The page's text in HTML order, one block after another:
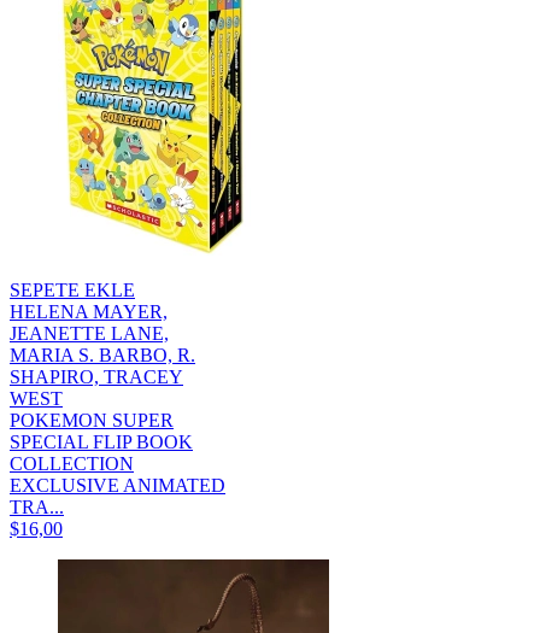
SEPETE EKLE
HELENA MAYER,
JEANETTE LANE,
MARIA S. BARBO, R.
SHAPIRO, TRACEY
WEST
POKEMON SUPER
SPECIAL FLIP BOOK
COLLECTION
EXCLUSIVE ANIMATED
TRA...
$16,00